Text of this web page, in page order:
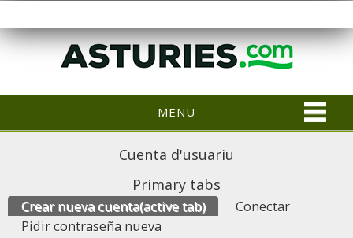
MENU
Cuenta d'usuariu
Primary tabs
Crear nueva cuenta(active tab)
Conectar
Pidir contraseña nueva